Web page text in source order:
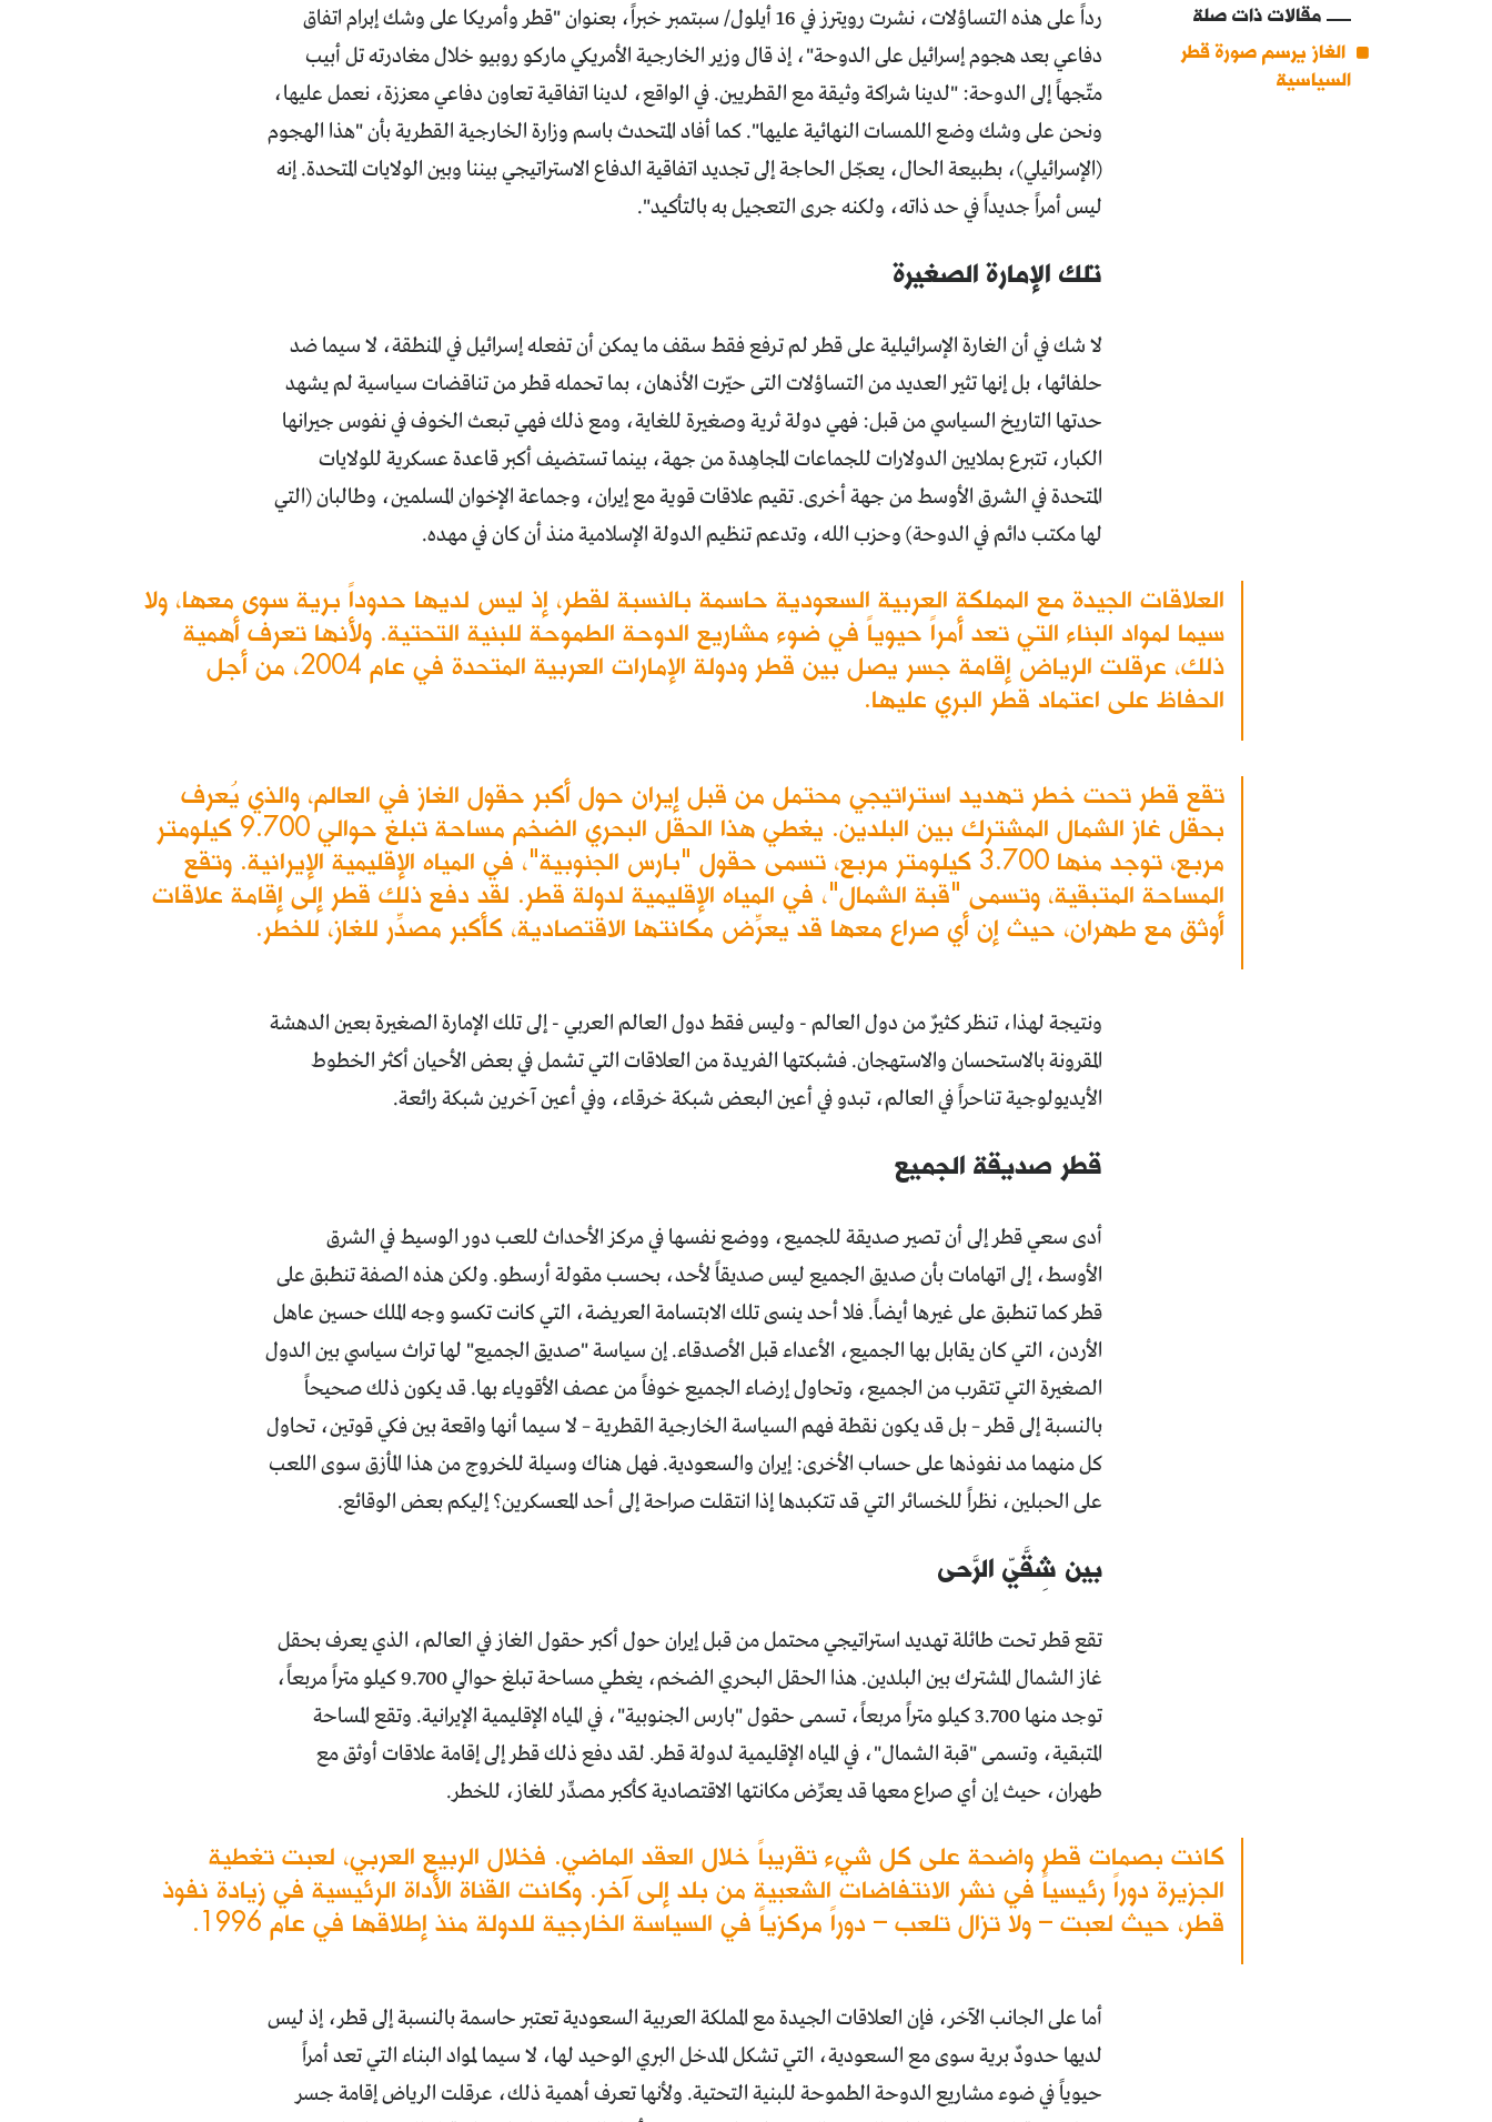
مقالات ذات صلة
الغاز يرسم صورة قطر
السياسية
رداً على هذه التساؤلات، نشرت رويترز في 16 أيلول/ سبتمبر خبراً، بعنوان "قطر وأمريكا على وشك إبرام اتفاق
دفاعي بعد هجوم إسرائيل على الدوحة"، إذقال وزير الخارجية الأمريكي ماركو روبيو خلال مغادرته تل أبيب
متّجهاً إلى الدوحة: "لدينا شراكة وثيقة مع القطريين. في الواقع، لدينا اتفاقية تعاون دفاعي معززة، نعمل عليها،
ونحن على وشك وضع اللمسات النهائية عليها". كما أفاد المتحدث باسم وزارة الخارجية القطرية بأن "هذا الهجوم
(الإسرائيلي)، بطبيعة الحال، يعجّل الحاجة إلى تجديد اتفاقية الدفاع الاستراتيجي بيننا وبين الولايات المتحدة. إنه
ليس أمراً جديداً في حد ذاته، ولكنه جرى التعجيل به بالتأكيد".
تلك الإمارة الصغيرة
لا شك في أن الغارة الإسرائيلية على قطر لم ترفع فقط سقف ما يمكن أن تفعله إسرائيل في المنطقة، لا سيما ضد
حلفائها، بل إنها تثير العديد من التساؤلات التى حيّرت الأذهان، بما تحمله قطر من تناقضات سياسية لم يشهد
حدتها التاريخ السياسي من قبل: فهي دولة ثرية وصغيرة للغاية، ومع ذلك فهي تبعث الخوف في نفوس جيرانها
الكبار، تتبرع بملايين الدولارات للجماعات المجاهِدة من جهة، بينما تستضيف أكبر قاعدة عسكرية للولايات
المتحدة في الشرق الأوسط من جهة أخرى. تقيم علاقات قوية مع إيران، وجماعة الإخوان المسلمين، وطالبان (التي
لها مكتب دائم في الدوحة) وحزب الله، وتدعم تنظيم الدولة الإسلامية منذ أن كان في مهده.
العلاقات الجيدة مع المملكة العربية السعودية حاسمة بالنسبة لقطر، إذ ليس لديها حدوداً برية سوى معها، ولا
سيما لمواد البناء التي تعد أمراً حيوياً في ضوء مشاريع الدوحة الطموحة للبنية التحتية. ولأنها تعرف أهمية
ذلك، عرقلت الرياض إقامة جسر يصل بين قطر ودولة الإمارات العربية المتحدة في عام 2004، من أجل
الحفاظ على اعتماد قطر البري عليها.
تقع قطر تحت خطر تهديد استراتيجي محتمل من قبل إيران حول أكبر حقول الغاز في العالم، والذي يُعرف
بحقل غاز الشمال المشترك بين البلدين. يغطي هذا الحقل البحري الضخم مساحة تبلغ حوالي 9.700 كيلومتر
مربع، توجد منها 3.700 كيلومتر مربع، تسمى حقول "بارس الجنوبية"، في المياه الإقليمية الإيرانية. وتقع
المساحة المتبقية، وتسمى "قبة الشمال"، في المياه الإقليمية لدولة قطر. لقد دفع ذلك قطر إلى إقامة علاقات
أوثق مع طهران، حيث إن أي صراع معها قد يعرِّض مكانتها الاقتصادية، كأكبر مصدِّر للغاز، للخطر.
ونتيجة لهذا، تنظر كثيرٌ من دول العالم - وليس فقط دول العالم العربي - إلى تلك الإمارة الصغيرة بعين الدهشة
المقرونة بالاستحسان والاستهجان. فشبكتها الفريدة من العلاقات التي تشمل في بعض الأحيان أكثر الخطوط
الأيديولوجية تناحراً في العالم، تبدو في أعين البعض شبكة خرقاء، وفي أعين آخرين شبكة رائعة.
قطر صديقة الجميع
أدى سعي قطر إلى أن تصير صديقة للجميع، ووضع نفسها في مركز الأحداث للعب دور الوسيط في الشرق
الأوسط، إلى اتهامات بأن صديق الجميع ليس صديقاً لأحد، بحسب مقولة أرسطو. ولكن هذه الصفة تنطبق على
قطر كما تنطبق على غيرها أيضاً. فلا أحد ينسى تلك الابتسامة العريضة، التي كانت تكسو وجه الملك حسين عاهل
الأردن، التي كان يقابل بها الجميع، الأعداء قبل الأصدقاء. إن سياسة "صديق الجميع" لها تراث سياسي بين الدول
الصغيرة التي تتقرب من الجميع، وتحاول إرضاء الجميع خوفاً من عصف الأقوياء بها. قد يكون ذلك صحيحاً
بالنسبة إلى قطر – بل قد يكون نقطة فهم السياسة الخارجية القطرية – لا سيما أنها واقعة بين فكي قوتين، تحاول
كل منهما مد نفوذها على حساب الأخرى: إيران والسعودية. فهل هناك وسيلة للخروج من هذا المأزق سوى اللعب
على الحبلين، نظراً للخسائر التي قد تتكبدها إذا انتقلت صراحة إلى أحد المعسكرين؟ إليكم بعض الوقائع.
بين شِقَّيّ الرَّحى
تقع قطر تحت طائلة تهديد استراتيجي محتمل من قبل إيران حول أكبر حقول الغاز في العالم، الذي يعرف بحقل
غاز الشمال المشترك بين البلدين. هذا الحقل البحري الضخم، يغطي مساحة تبلغ حوالي 9.700 كيلو متراً مربعاً،
توجد منها 3.700 كيلو متراً مربعاً، تسمى حقول "بارس الجنوبية"، في المياه الإقليمية الإيرانية. وتقع المساحة
المتبقية، وتسمى "قبة الشمال"، في المياه الإقليمية لدولة قطر. لقد دفع ذلك قطر إلى إقامة علاقات أوثق مع
طهران، حيث إن أي صراع معها قد يعرِّض مكانتها الاقتصادية كأكبر مصدِّر للغاز، للخطر.
كانت بصمات قطر واضحة على كل شيء تقريباً خلال العقد الماضي. فخلال الربيع العربي، لعبت تغطية
الجزيرة دوراً رئيسياً في نشر الانتفاضات الشعبية من بلد إلى آخر. وكانت القناة الأداة الرئيسية في زيادة نفوذ
قطر، حيث لعبت – ولا تزال تلعب – دوراً مركزياً في السياسة الخارجية للدولة منذ إطلاقها في عام 1996.
أما على الجانب الآخر، فإن العلاقات الجيدة مع المملكة العربية السعودية تعتبر حاسمة بالنسبة إلى قطر، إذ ليس
لديها حدودٌ برية سوى مع السعودية، التي تشكل المدخل البري الوحيد لها، لا سيما لمواد البناء التي تعد أمراً
حيوياً في ضوء مشاريع الدوحة الطموحة للبنية التحتية. ولأنها تعرف أهمية ذلك، عرقلت الرياض إقامة جسر